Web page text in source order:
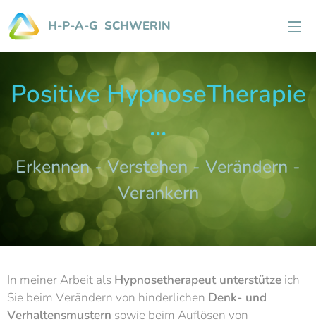
H-P-A-G SCHWERIN
Positive HypnoseTherapie
...
Erkennen - Verstehen - Verändern -
Verankern
In meiner Arbeit als Hypnosetherapeut unterstütze ich
Sie beim Verändern von hinderlichen Denk- und
Verhaltensmustern sowie beim Auflösen von